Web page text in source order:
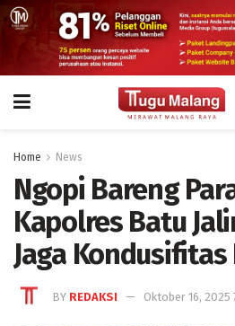
Home News
Ngopi Bareng
Kapolres Batu
Jaga
BY REDAKSI Oktober 16, 2025